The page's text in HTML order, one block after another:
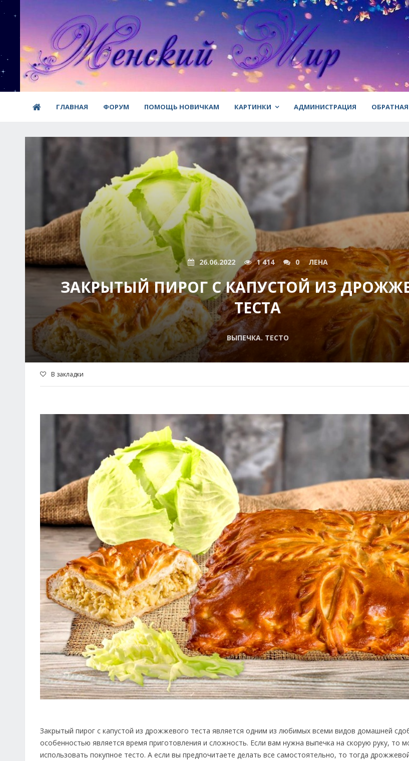
ГЛАВНАЯ ФОРУМ ПОМОЩЬ НОВИЧКАМ КАРТИНКИ АДМИНИСТРАЦИЯ
26.06.2022 1 414 0 ЛЕНА
ЗАКРЫТЫЙ ПИРОГ С КАПУСТОЙ ИЗ
ТЕСТА
ВЫПЕЧКА. ТЕСТО
В закладки
Закрытый пирог с капустой из дрожжевого теста является одним из любимых всеми видов домашней
особенностью является время приготовления и сложность. Если вам нужна выпечка на скорую руку, то
использовать покупное тесто. А если вы предпочитаете делать все самостоятельно, то тогда